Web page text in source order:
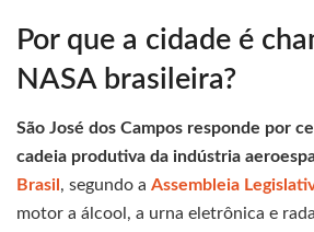
Por que a cidade é
NASA brasileira?
São José dos Campos responde por
cadeia produtiva da indústria
Brasil , segundo a Assembleia
motor a álcool, a urna eletrônica e